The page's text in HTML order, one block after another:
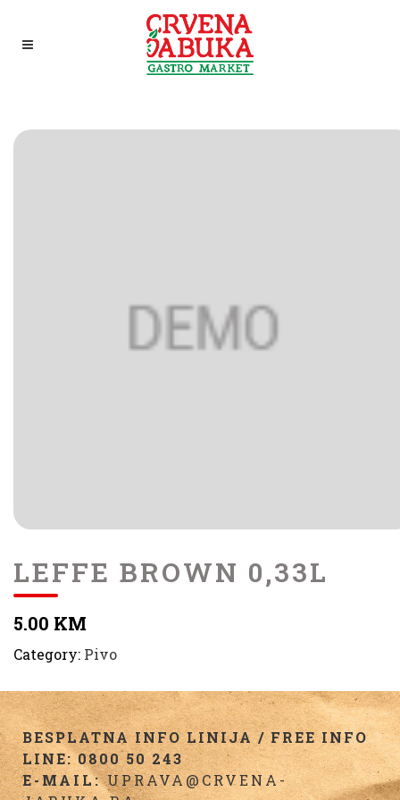
LEFFE BROWN 0,33L
5.00 KM
Category: Pivo
BESPLATNA INFO LINIJA / FREE INFO
LINE: 0800 50 243
E-MAIL:UPRAVA@CRVENA-